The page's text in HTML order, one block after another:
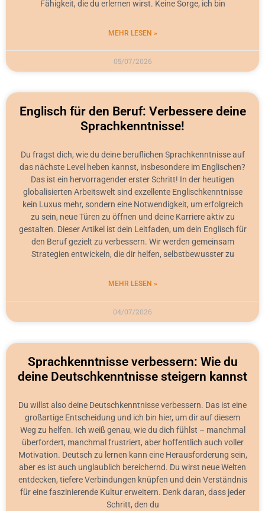
Fähigkeit, die du erlernen wirst. Keine Sorge, ich bin
MEHR LESEN »
05/07/2026
Englisch für den Beruf: Verbessere deine
Sprachkenntnisse!
Du fragst dich, wie du deine beruflichen Sprachkenntnisse auf
das nächste Level heben kannst, insbesondere im Englischen?
Das ist ein hervorragender erster Schritt! In der heutigen
globalisierten Arbeitswelt sind exzellente Englischkenntnisse
kein Luxus mehr, sondern eine Notwendigkeit, um erfolgreich
zu sein, neue Türen zu öffnen und deine Karriere aktiv zu
gestalten. Dieser Artikel ist dein Leitfaden, um dein Englisch für
den Beruf gezielt zu verbessern. Wir werden gemeinsam
Strategien entwickeln, die dir helfen, selbstbewusster zu
MEHR LESEN »
04/07/2026
Sprachkenntnisse verbessern: Wie du
deine Deutschkenntnisse steigern kannst
Du willst also deine Deutschkenntnisse verbessern. Das ist eine
großartige Entscheidung und ich bin hier, um dir auf diesem
Weg zu helfen. Ich weiß genau, wie du dich fühlst – manchmal
überfordert, manchmal frustriert, aber hoffentlich auch voller
Motivation. Deutsch zu lernen kann eine Herausforderung sein,
aber es ist auch unglaublich bereichernd. Du wirst neue Welten
entdecken, tiefere Verbindungen knüpfen und dein Verständnis
für eine faszinierende Kultur erweitern. Denk daran, dass jeder
Schritt, den du